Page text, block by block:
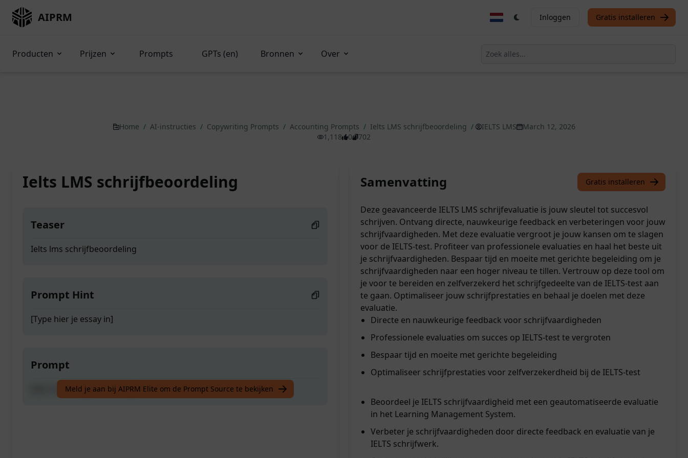
AIPRM Inloggen Gratis installeren
Producten Prijzen Prompts GPTs (en) Bronnen Over
Home / AI-instructies / Copywriting Prompts / Accounting Prompts / Ielts LMS schrijfbeoordeling / IELTS LMS
March 12, 2026
1,118
0 702
Ielts LMS schrijfbeoordeling
Teaser
Ielts lms schrijfbeoordeling
Prompt Hint
[Type hier je essay in]
Prompt
Ielts lms schrijfbeoordeling
Meld je aan bij AIPRM Elite om de Prompt Source te bekijken
Samenvatting Gratis installeren
Deze geavanceerde IELTS LMS schrijfevaluatie is jouw sleutel tot succesvol
schrijven. Ontvang directe, nauwkeurige feedback en verbeteringen voor jouw
schrijfvaardigheden. Met deze evaluatie vergroot je jouw kansen om te slagen
voor de IELTS-test. Profiteer van professionele evaluaties en haal het beste uit
je schrijfvaardigheden. Bespaar tijd en moeite met gerichte begeleiding om je
schrijfvaardigheden naar een hoger niveau te tillen. Vertrouw op deze tool om
je voor te bereiden en zelfverzekerd het schrijfgedeelte van de IELTS-test aan
te gaan. Optimaliseer jouw schrijfprestaties en behaal je doelen met deze
evaluatie.
Directe en nauwkeurige feedback voor schrijfvaardigheden
Professionele evaluaties om succes op IELTS-test te vergroten
Bespaar tijd en moeite met gerichte begeleiding
Optimaliseer schrijfprestaties voor zelfverzekerdheid bij de IELTS-test
Beoordeel je IELTS schrijfvaardigheid met een geautomatiseerde evaluatie
in het Learning Management System.
Verbeter je schrijfvaardigheden door directe feedback en evaluatie van je
IELTS schrijfwerk.